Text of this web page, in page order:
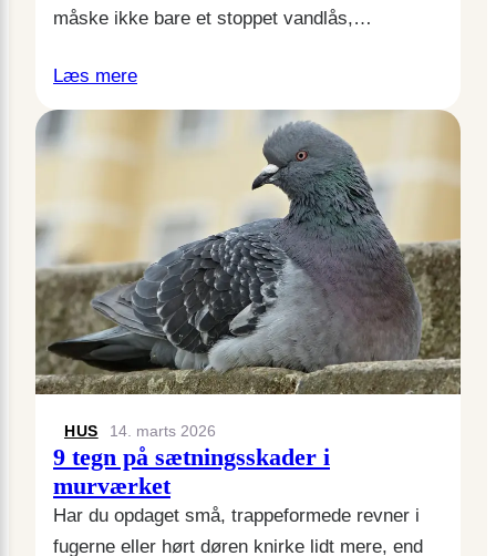
måske ikke bare et stoppet vandlås,…
Læs mere
HUS 14. marts 2026
9 tegn på sætningsskader i
murværket
Har du opdaget små, trappeformede revner i
fugerne eller hørt døren knirke lidt mere, end